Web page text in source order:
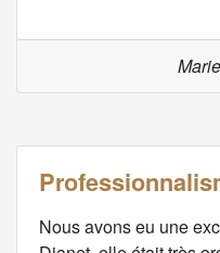
Nous avons eu une